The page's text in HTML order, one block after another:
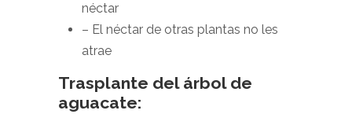
néctar
– El néctar de otras plantas no les
atrae
Trasplante del árbol de
aguacate: